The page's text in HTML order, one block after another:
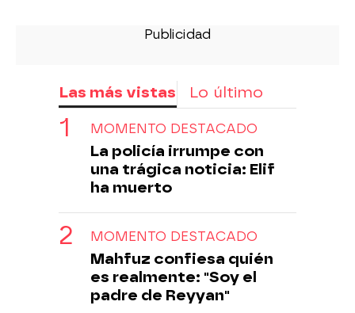
Las más vistas Lo último
MOMENTO DESTACADO
La policía irrumpe con
una trágica noticia: Elif
ha muerto
MOMENTO DESTACADO
Mahfuz confiesa quién
es realmente: "Soy el
padre de Reyyan"